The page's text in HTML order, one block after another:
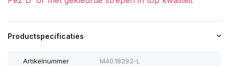
Productspecificaties
Artikelnummer M40.18292-L